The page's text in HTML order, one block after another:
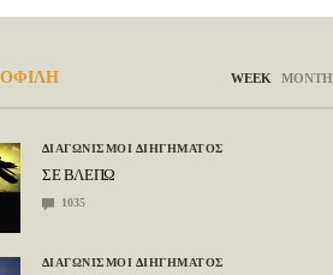
WEEK MONTH
ΔΙΑΓΩΝΙΣΜΟΙ ΔΙΗΓΗΜΑΤΟΣ
ΣΕ ΒΛΕΠΩ
1035
ΔΙΑΓΩΝΙΣΜΟΙ ΔΙΗΓΗΜΑΤΟΣ